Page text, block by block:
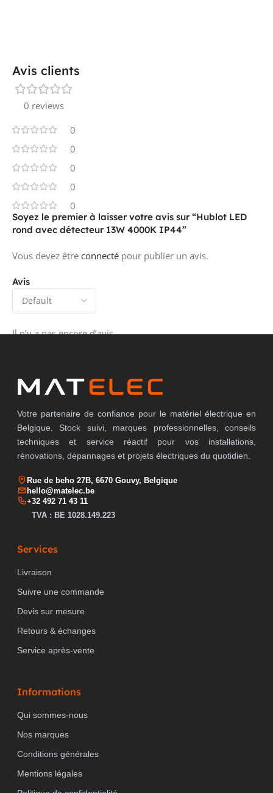
Avis clients
0 reviews
0
0
0
0
0
Avis
Il n’y a pas encore d’avis.
Soyez le premier à laisser votre avis sur “Hublot LED
rond avec détecteur 13W 4000K IP44”
Vous devez être connecté pour publier un avis.
Votre partenaire de confiance pour le matériel électrique en
Belgique. Stock suivi, marques professionnelles, conseils
techniques et service réactif pour vos installations,
rénovations, dépannages et projets électriques du quotidien.
Rue de beho 27B, 6670 Gouvy, Belgique
hello@matelec.be
+32 492 71 43 11
TVA : BE 1028.149.223
Services
Livraison
Suivre une commande
Devis sur mesure
Retours & échanges
Service après-vente
Informations
Qui sommes-nous
Nos marques
Conditions générales
Mentions légales